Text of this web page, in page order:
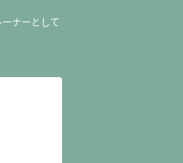
ナーとして